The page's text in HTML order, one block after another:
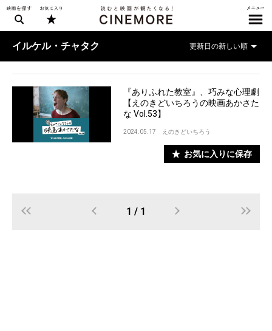
イルケル・チャタク
『ありふれた教室』、巧みな心理劇
【えのきどいちろうの映画あかさた
な Vol.53】
2024.05.17 えのきどいちろう
お気に入りに保存
1 / 1